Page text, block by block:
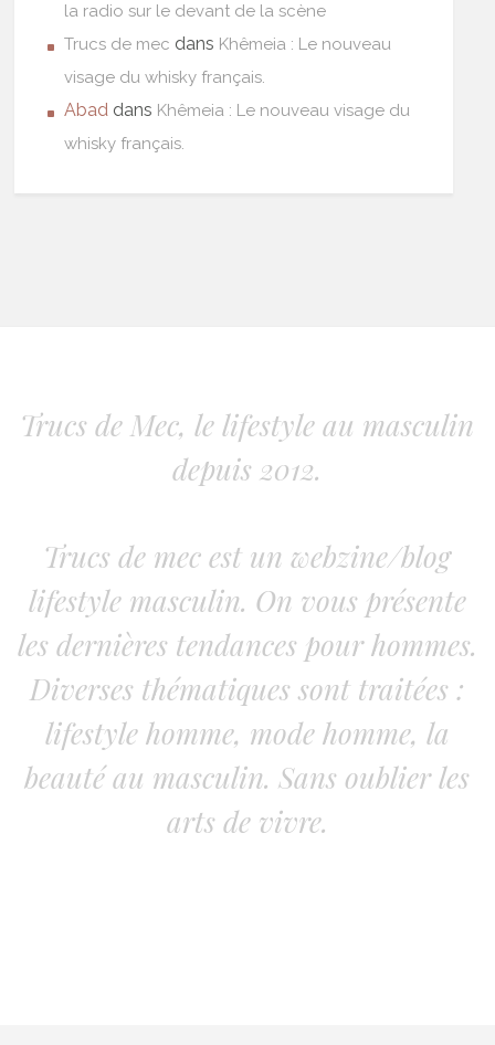
la radio sur le devant de la scène
Trucs de mec dans Khêmeia : Le nouveau
visage du whisky français.
Abad dans Khêmeia : Le nouveau visage du
whisky français.
Trucs de Mec, le lifestyle au masculin
depuis 2012.
Trucs de mec est un webzine/blog
lifestyle masculin. On vous présente
les dernières tendances pour hommes.
Diverses thématiques sont traitées :
lifestyle homme, mode homme, la
beauté au masculin. Sans oublier les
arts de vivre.